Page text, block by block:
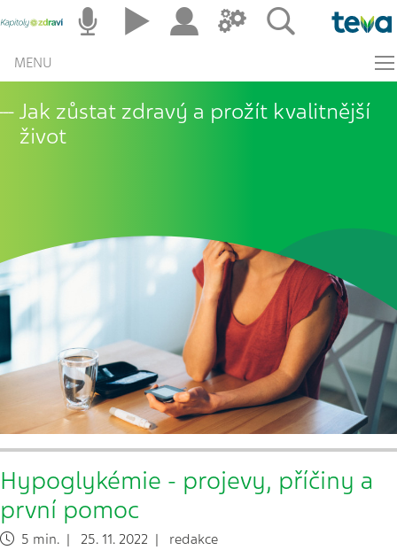
MENU
Jak zůstat zdravý a prožít kvalitnější
život
Hypoglykémie - projevy, příčiny a
první pomoc
5 min. | 25. 11. 2022 | redakce